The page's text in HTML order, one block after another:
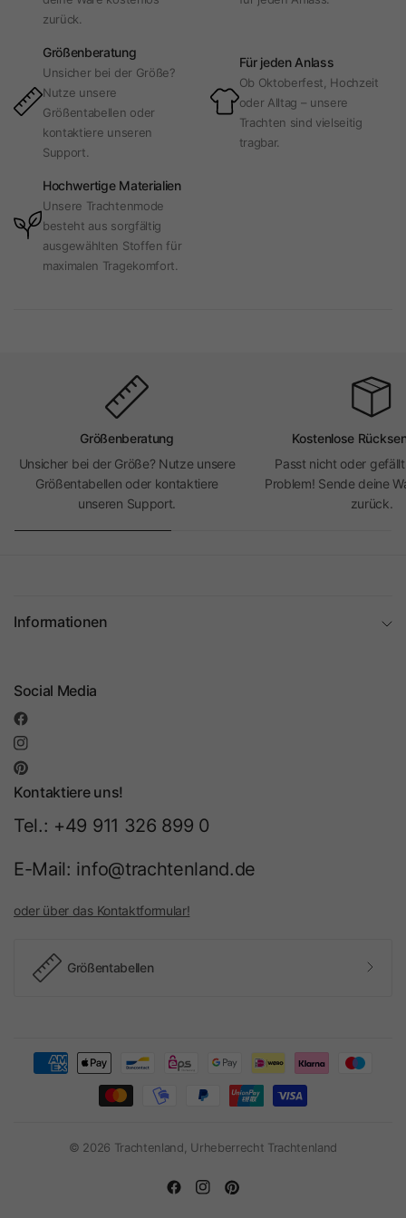
zurück.
Größenberatung
Unsicher bei der Größe?
Nutze unsere
Größentabellen oder
kontaktiere unseren
Support.
Für jeden Anlass
Ob Oktoberfest, Hochzeit
oder Alltag – unsere
Trachten sind vielseitig
tragbar.
Hochwertige Materialien
Unsere Trachtenmode
besteht aus sorgfältig
ausgewählten Stoffen für
maximalen Tragekomfort.
Größenberatung
Unsicher bei der Größe? Nutze unsere
Größentabellen oder kontaktiere
unseren Support.
Kostenlose
Passt nicht oder
Problem! Sende deine
zurück.
Informationen
Social Media
Kontaktiere uns!
Tel.: +49 911 326 899 0
E-Mail: info@trachtenland.de
oder über das Kontaktformular!
Größentabellen
© 2026 Trachtenland, Urheberrecht Trachtenland